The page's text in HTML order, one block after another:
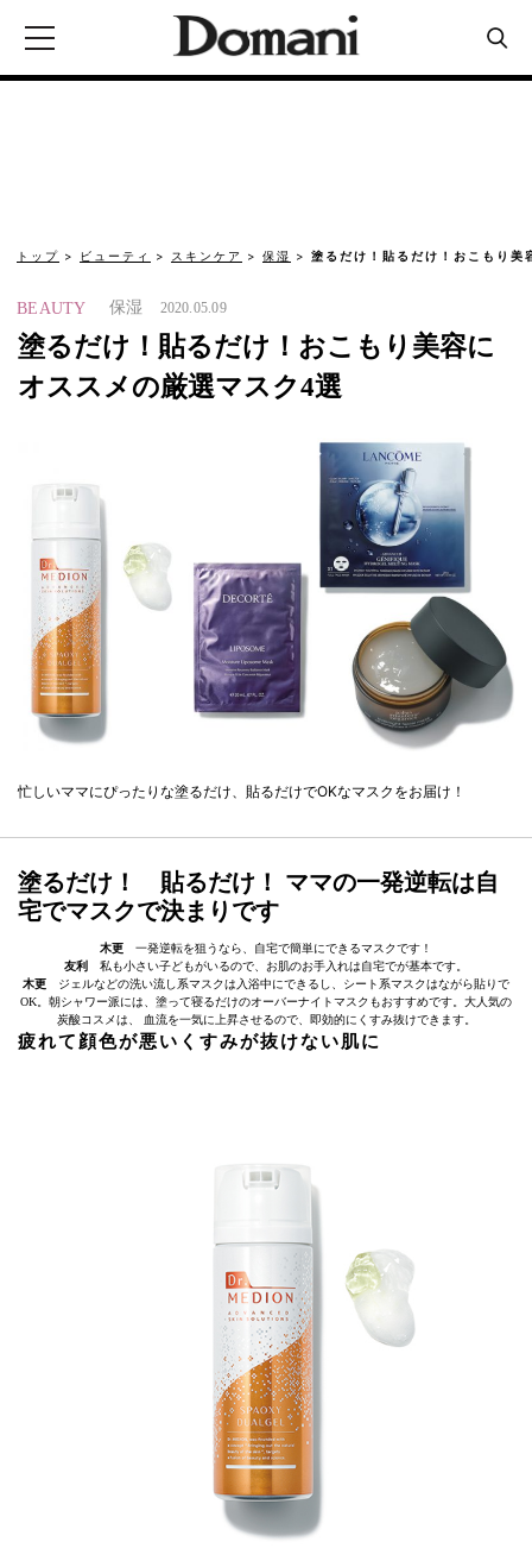
トップ ビューティ スキンケア 保湿 塗るだけ！貼るだけ！おこもり
BEAUTY 保湿 2020.05.09
塗るだけ！貼るだけ！おこもり美容に
オススメの厳選マスク4選
忙しいママにぴったりな塗るだけ、貼るだけでOKなマスクをお届け！
塗るだけ！ 貼るだけ！ ママの一発逆転は自
宅でマスクで決まりです
木更 一発逆転を狙うなら、自宅で簡単にできるマスクです！
友利
私も小さい子どもがいるので、お肌のお手入れは自宅でが基本です。
木更 ジェルなどの洗い流し系マスクは入浴中にできるし、シート系マスクはながら貼りで
OK。朝シャワー派には、塗って寝るだけのオーバーナイトマスクもおすすめです。大人気の
炭酸コスメは、 血流を一気に上昇させるので、即効的にくすみ抜けできます。
疲れて顔色が悪いくすみが抜けない肌に